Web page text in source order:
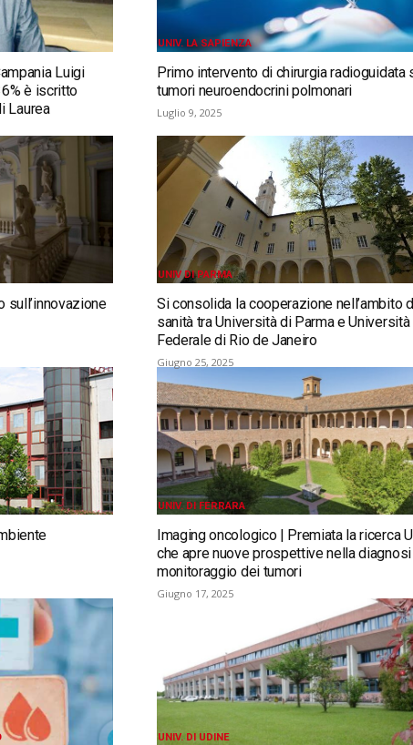
Luigi
è iscritto
Laurea
UNIV. LA SAPIENZA
Primo intervento di chirurgia radioguidata
tumori neuroendocrini polmonari
Luglio 9, 2025
sull’innovazione
UNIV DI PARMA
Si consolida la cooperazione nell’ambito
sanità tra Università di Parma e Università
Federale di Rio de Janeiro
Giugno 25, 2025
UNIV. DI FERRARA
Imaging oncologico | Premiata la ricerca
che apre nuove prospettive nella
monitoraggio dei tumori
Giugno 17, 2025
UNIV. DI UDINE